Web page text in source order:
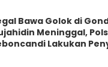
Bawa Golok di
Meninggal,
Lakukan